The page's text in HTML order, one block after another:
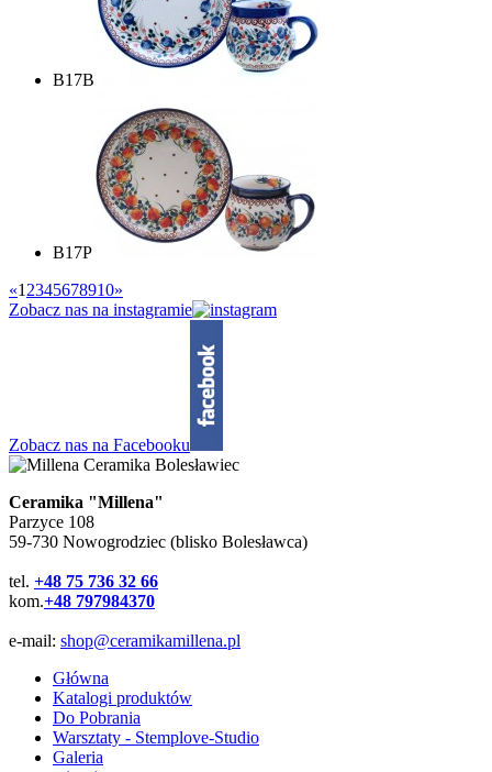
B17B
B17P
«1 2345678910»
Zobacz nas na instagramie
Zobacz nas na Facebooku
Ceramika "Millena"
Parzyce 108
59-730 Nowogrodziec (blisko Bolesławca)
tel. +48 75 736 32 66
kom.+48 797984370
e-mail: shop@ceramikamillena.pl
Główna
Katalogi produktów
Do Pobrania
Warsztaty - Stemplove-Studio
Galeria